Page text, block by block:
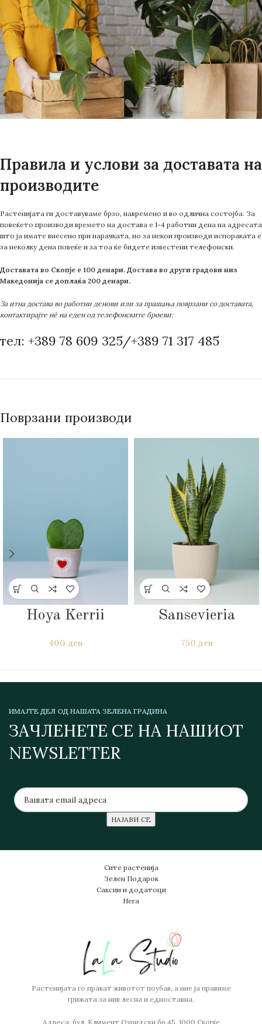
Правила и услови за доставата на
производите
Растенијата ги доставуваме брзо, навремено и во одлична состојба. За
повеќето производи времето на достава е 1-4 работни дена на адресата
што ја имате внесено при нарачката, но за некои производи испораката е
за неколку дена повеќе и за тоа ќе бидете известени телефонски.
Доставата во Скопје е 100 денари. Достава во други градови низ
Македонија се доплаќа 200 денари.
За итна достава во работни денови или за прашања поврзани со доставата,
контактирајте нè на еден од телефонските броеви:
тел: +389 78 609 325/+389 71 317 485
Поврзани производи
Hoya Kerrii
400 ден
Sansevieria
750 ден
ИМАЈТЕ ДЕЛ ОД НАШАТА ЗЕЛЕНА ГРАДИНА
ЗАЧЛЕНЕТЕ СЕ НА НАШИОТ
NEWSLETTER
Сите растенија
Зелен Подарок
Саксии и додатоци
Нега
Растенијата го прават животот поубав, а ние ја правиме
грижата за нив лесна и едноставна.
Адреса: бул. Климент Охридски бр.45, 1000 Скопје